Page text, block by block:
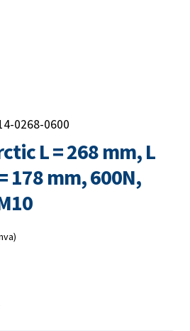
0268-0600
L = 268 mm, L
178 mm, 600N,